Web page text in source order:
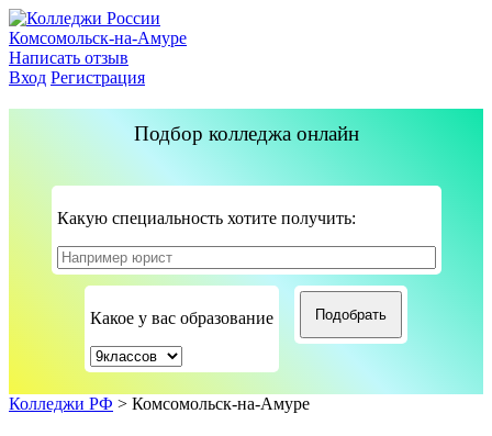
Комсомольск-на-Амуре
Написать отзыв
Вход Регистрация
Подбор колледжа онлайн
Какую специальность хотите получить:
Какое у вас образование
Колледжи РФ > Комсомольск-на-Амуре